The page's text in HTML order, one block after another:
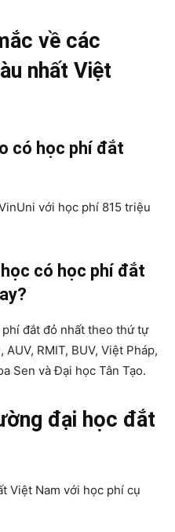
về các
nhất Việt
có học phí đắt
với học phí 815 triệu
có học phí đắt
đắt đỏ nhất theo thứ tự
RMIT, BUV, Việt Pháp,
Sen và Đại học Tân Tạo.
đại học đắt
Việt Nam với học phí cụ